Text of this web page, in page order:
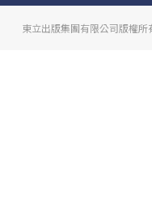
東立出版集團有限公司版權